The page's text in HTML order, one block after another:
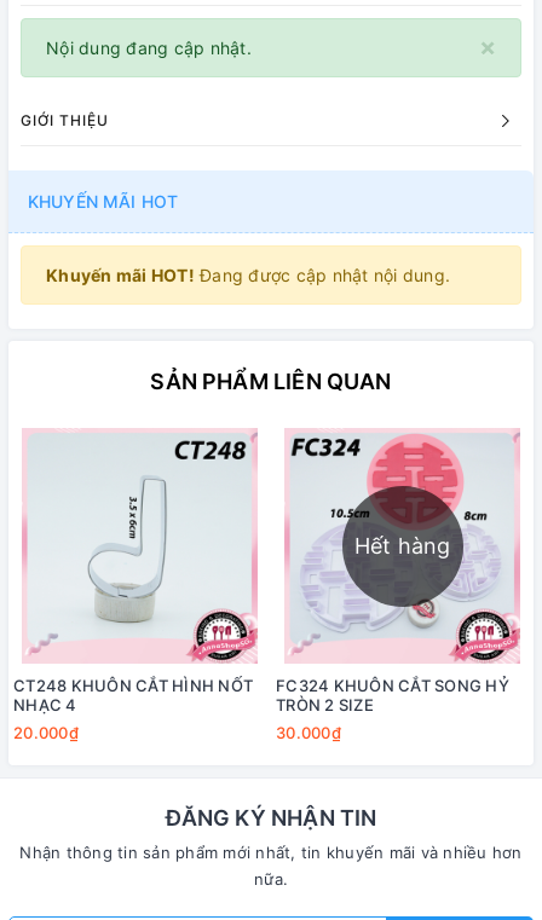
×
Nội dung đang cập nhật.
GIỚI THIỆU
KHUYẾN MÃI HOT
Khuyến mãi HOT! Đang được cập nhật nội dung.
SẢN PHẨM LIÊN QUAN
CT248 KHUÔN CẮT HÌNH NỐT
NHẠC 4
20.000₫
Hết hàng
FC324 KHUÔN CẮT SONG HỶ
TRÒN 2 SIZE
30.000₫
ĐĂNG KÝ NHẬN TIN
Nhận thông tin sản phẩm mới nhất, tin khuyến mãi và nhiều hơn
nữa.